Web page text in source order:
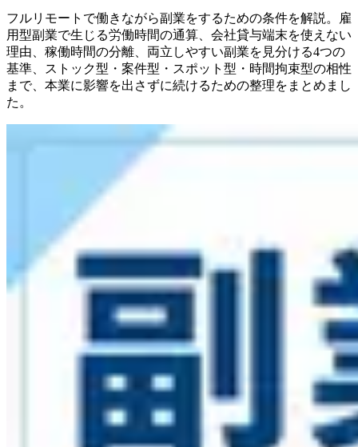
フルリモートで働きながら副業をするための条件を解説。雇
用型副業で生じる労働時間の通算、会社貸与端末を使えない
理由、稼働時間の分離、両立しやすい副業を見分ける4つの
基準、ストック型・案件型・スポット型・時間拘束型の相性
まで、本業に影響を出さずに続けるための整理をまとめまし
た。